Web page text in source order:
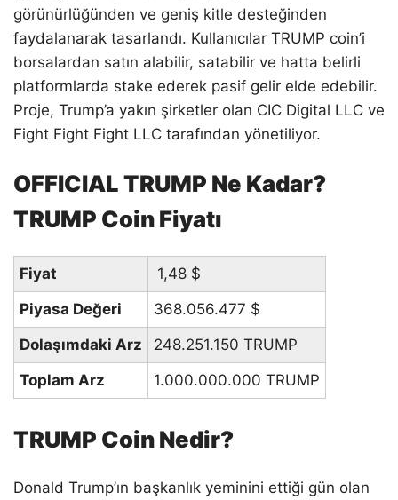
görünürlüğünden ve geniş kitle desteğinden
faydalanarak tasarlandı. Kullanıcılar TRUMP coin’i
borsalardan satın alabilir, satabilir ve hatta belirli
platformlarda stake ederek pasif gelir elde edebilir.
Proje, Trump’a yakın şirketler olan CIC Digital LLC ve
Fight Fight Fight LLC tarafından yönetiliyor.
OFFICIAL TRUMP Ne Kadar?
TRUMP Coin Fiyatı
Fiyat 1,48 $
Piyasa Değeri
368.056.477 $
Dolaşımdaki Arz
248.251.150 TRUMP
Toplam Arz
1.000.000.000 TRUMP
TRUMP Coin Nedir?
Donald Trump’ın başkanlık yeminini ettiği gün olan